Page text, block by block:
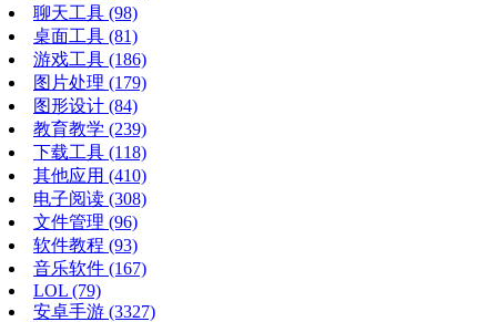
聊天工具 (98)
桌面工具 (81)
游戏工具 (186)
图片处理 (179)
图形设计 (84)
教育教学 (239)
下载工具 (118)
其他应用 (410)
电子阅读 (308)
文件管理 (96)
软件教程 (93)
音乐软件 (167)
LOL (79)
安卓手游 (3327)